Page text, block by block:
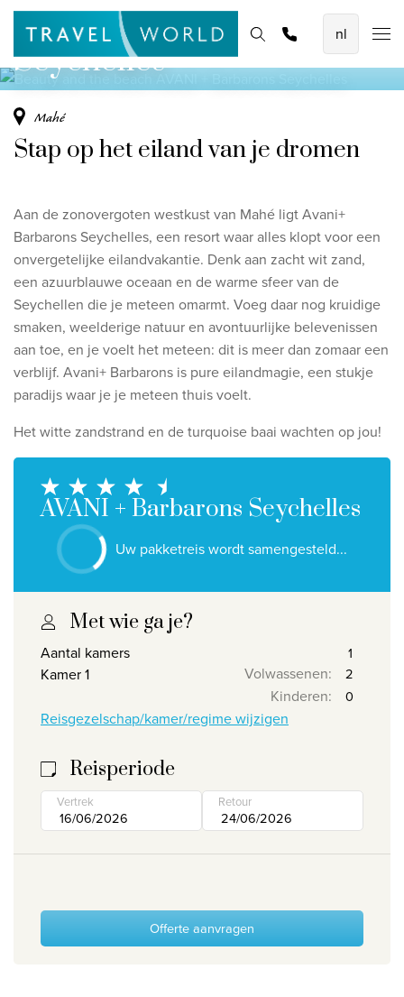
De mooiste vliegvakanties
Baoase Luxury Resort Curaçao
Lux* Grand Baie Resort Mauritius
Constance Halaveli Maldives
Bekijk alle vliegvakanties
Unieke rondreizen
8-daagse Emiraten Ontdekkingsreis
Fly & Drive - Kleuren van Yucatan
Ontdekking Sri Lanka
Bekijk alle rondreizen
Adults only
Luxury
Bekijk alle thema's
De beste aanbiedingen
IKYK Malta
Dhigali Resort Maldives
Over Travelworld
Wie zijn wij
Contacteer ons
Homepage Bestemmingen Thema's Promoties
Offerte aanvragen
AVANI + Barbarons
Seychelles
Mahé
Stap op het eiland van je dromen
Aan de zonovergoten westkust van Mahé ligt Avani+
Barbarons Seychelles, een resort waar alles klopt voor een
onvergetelijke eilandvakantie. Denk aan zacht wit zand,
een azuurblauwe oceaan en de warme sfeer van de
Seychellen die je meteen omarmt. Voeg daar nog kruidige
smaken, weelderige natuur en avontuurlijke belevenissen
aan toe, en je voelt het meteen: dit is meer dan zomaar een
verblijf. Avani+ Barbarons is pure eilandmagie, een stukje
paradijs waar je je meteen thuis voelt.
Het witte zandstrand en deturquoise baai wachten op jou!
AVANI + Barbarons Seychelles
Uw pakketreis wordt samengesteld...
Met wie ga je?
Aantal kamers
Kamer 1
Volwassenen:
Kinderen:
Reisgezelschap/kamer/regime wijzigen
Reisperiode
Vertrek Retour
Offerte aanvragen